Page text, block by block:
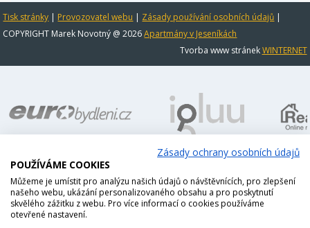
Tisk stránky | Provozovatel webu | Zásady používání osobních údajů |
COPYRIGHT Marek Novotný @ 2026Apartmány v Jeseníkách
Tvorba www stránekWINTERNET
Zásady ochrany osobních údajů
POUŽÍVÁME COOKIES
Můžeme je umístit pro analýzu našich údajů o návštěvnících, pro zlepšení
našeho webu, ukázání personalizovaného obsahu a pro poskytnutí
skvělého zážitku z webu. Pro více informací o cookies používáme
otevřené nastavení.